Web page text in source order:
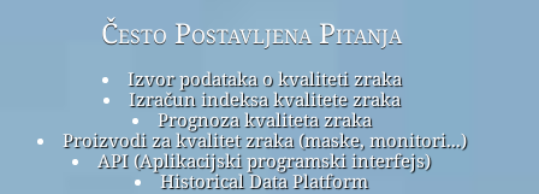
Često Postavljena Pitanja
Izvor podataka o kvaliteti zraka
Izračun indeksa kvalitete zraka
Prognoza kvaliteta zraka
Proizvodi za kvalitet zraka (maske, monitori...)
API (Aplikacijski programski interfejs)
Historical Data Platform